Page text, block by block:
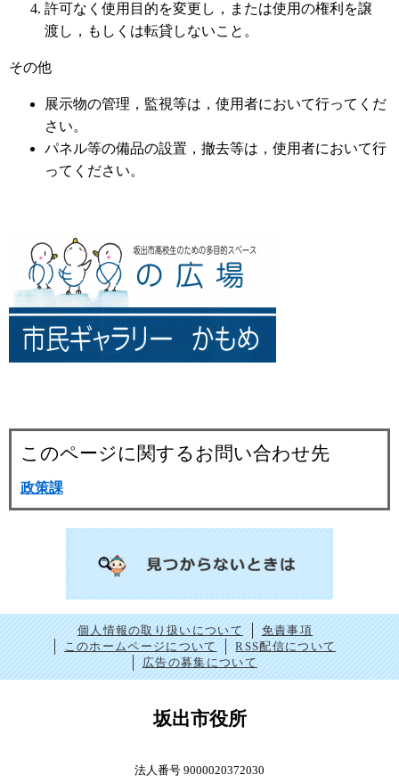
許可なく使用目的を変更し，または使用の権利を譲
渡し，もしくは転貸しないこと。
その他
展示物の管理，監視等は，使用者において行ってくだ
さい。
パネル等の備品の設置，撤去等は，使用者において行
ってください。
このページに関するお問い合わせ先
政策課
個人情報の取り扱いについて
免責事項
このホームページについて
RSS配信について
広告の募集について
坂出市役所
法人番号 9000020372030